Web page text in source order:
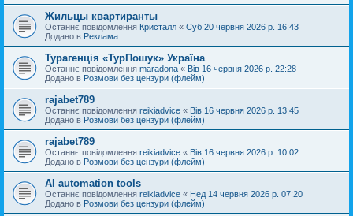
Жильцы квартиранты
Останнє повідомлення Кристалл « Суб 20 червня 2026 р. 16:43
Додано в Реклама
Турагенція «ТурПошук» Україна
Останнє повідомлення maradona « Вів 16 червня 2026 р. 22:28
Додано в Розмови без цензури (флейм)
rajabet789
Останнє повідомлення reikiadvice « Вів 16 червня 2026 р. 13:45
Додано в Розмови без цензури (флейм)
rajabet789
Останнє повідомлення reikiadvice « Вів 16 червня 2026 р. 10:02
Додано в Розмови без цензури (флейм)
AI automation tools
Останнє повідомлення reikiadvice « Нед 14 червня 2026 р. 07:20
Додано в Розмови без цензури (флейм)